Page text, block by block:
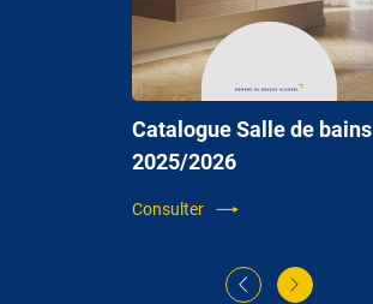
Catalogue Salle de bains
2025/2026
Consulter